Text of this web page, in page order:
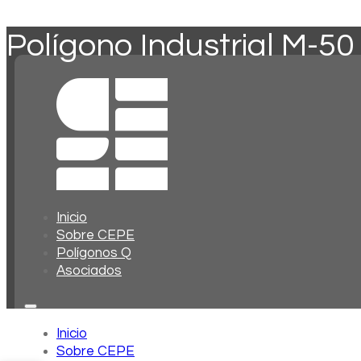
Inicio
Sobre CEPE
Polígonos Q
Asociados
Inicio
Sobre CEPE
Polígono Industrial M-50